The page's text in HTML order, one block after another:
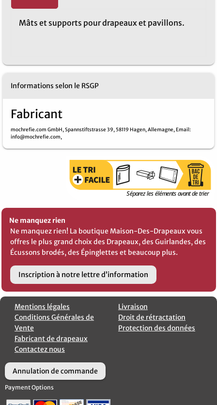
Mâts et supports pour drapeaux et pavillons.
Informations selon le RSGP
Fabricant
mochrefie.com GmbH, Spannstiftstrasse 39, 58119 Hagen, Allemagne, Email:
info@mochrefie.com,
Ne manquez rien
Ne manquez rien! La boutique Maison-Des-Drapeaux vous
offres le plus grand choix des Drapeaux, des Guirlandes, des
Écussons brodés, des Épinglettes et beaucoup plus.
Inscription à notre lettre d’information
Mentions légales
Conditions Générales de
Vente
Fabricant de drapeaux
Contactez nous
Livraison
Droit de rétractation
Protection des données
Annulation de commande
Payment Options